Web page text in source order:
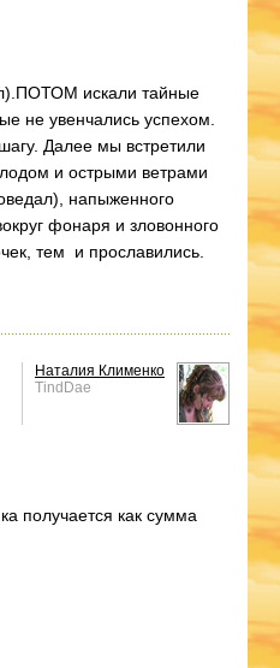
искали тайные
не увенчались успехом.
Далее мы встретили
и острыми ветрами
напыженного
фонаря и зловонного
тем и прославились.
Наталия Клименко
TindDae
получается как сумма